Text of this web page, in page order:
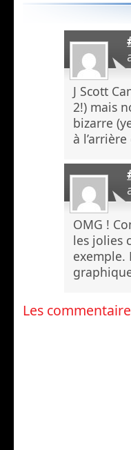
J Scott
2!) mais
bizarre
à
OMG !
les jolies
exemple.
Les